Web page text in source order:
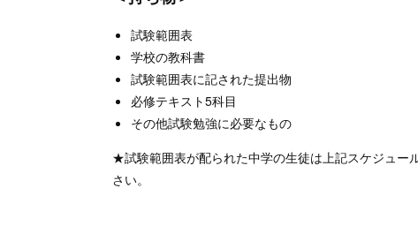
試験範囲表
学校の教科書
試験範囲表に記された提出物
必修テキスト5科目
その他試験勉強に必要なもの
★試験範囲表が配られた中学の生徒は上記スケジュー
さい。